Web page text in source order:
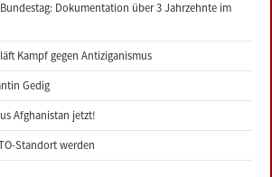
Dokumentation über 3 Jahrzehnte im
Kampf gegen Antiziganismus
Gedig
Afghanistan jetzt!
Standort werden